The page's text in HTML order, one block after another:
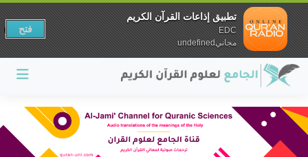
تطبيق إذاعات القرآن الكريم
EDC
مجانيundefined
فتح